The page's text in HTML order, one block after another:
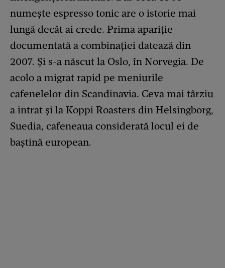
numește espresso tonic are o istorie mai
lungă decât ai crede. Prima apariție
documentată a combinației datează din
2007. Și s-a născut la Oslo, în Norvegia. De
acolo a migrat rapid pe meniurile
cafenelelor din Scandinavia. Ceva mai târziu
a intrat și la Koppi Roasters din Helsingborg,
Suedia, cafeneaua considerată locul ei de
baștină european.